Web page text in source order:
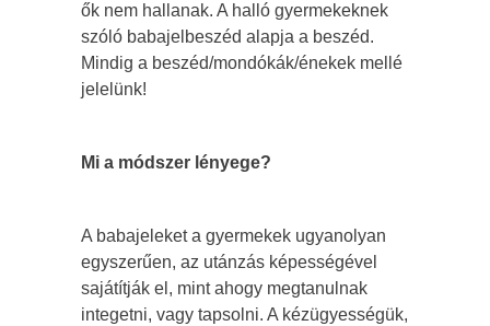
ők nem hallanak. A halló gyermekeknek
szóló babajelbeszéd alapja a beszéd.
Mindig a beszéd/mondókák/énekek mellé
jelelünk!
Mi a módszer lényege?
A babajeleket a gyermekek ugyanolyan
egyszerűen, az utánzás képességével
sajátítják el, mint ahogy megtanulnak
integetni, vagy tapsolni. A kézügyességük,